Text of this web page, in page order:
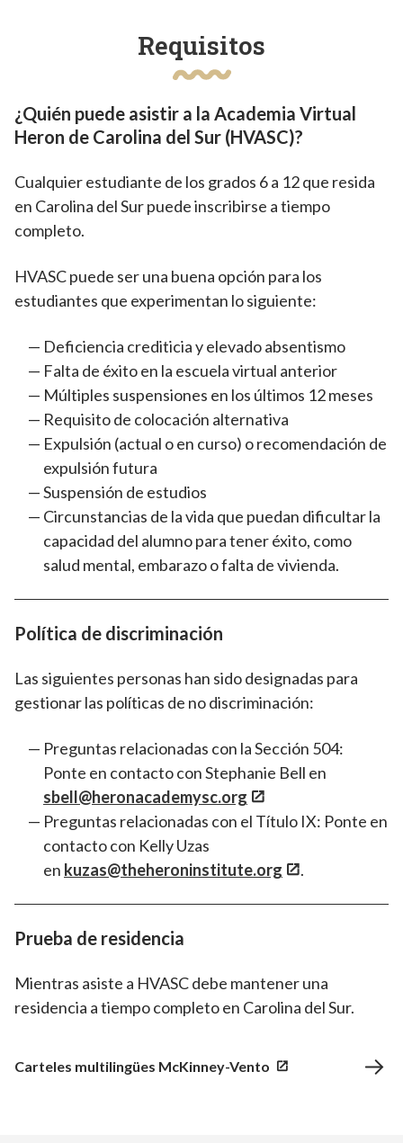
Requisitos
¿Quién puede asistir a la Academia Virtual
Heron de Carolina del Sur (HVASC)?
Cualquier estudiante de los grados 6 a 12 que resida
en Carolina del Sur puede inscribirse a tiempo
completo.
HVASC puede ser una buena opción para los
estudiantes que experimentan lo siguiente:
Deficiencia crediticia y elevado absentismo
Falta de éxito en la escuela virtual anterior
Múltiples suspensiones en los últimos 12 meses
Requisito de colocación alternativa
Expulsión (actual o en curso) o recomendación de
expulsión futura
Suspensión de estudios
Circunstancias de la vida que puedan dificultar la
capacidad del alumno para tener éxito, como
salud mental, embarazo o falta de vivienda.
Política de discriminación
Las siguientes personas han sido designadas para
gestionar las políticas de no discriminación:
Preguntas relacionadas con la Sección 504:
Ponte en contacto con Stephanie Bell en
sbell@heronacademysc.org
Preguntas relacionadas con el Título IX: Ponte en
contacto con Kelly Uzas
en kuzas@theheroninstitute.org .
Prueba de residencia
Mientras asiste a HVASC debe mantener una
residencia a tiempo completo en Carolina del Sur.
Carteles multilingües McKinney-Vento